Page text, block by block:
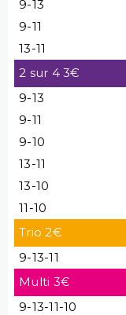
9-13
9-11
13-11
2 sur 4 3€
9-13
9-11
9-10
13-11
13-10
11-10
Trio 2€
9-13-11
Multi 3€
9-13-11-10